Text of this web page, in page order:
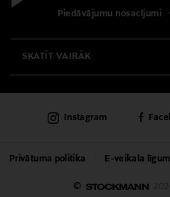
Piedāvājumu nosacījumi
SKATĪT VAIRĀK
KLIENTU APKALPOŠANA
UNIVERSĀLVEIKALS
PAKALPOJUMI
©
Privātuma politika E-veikala
Instagram